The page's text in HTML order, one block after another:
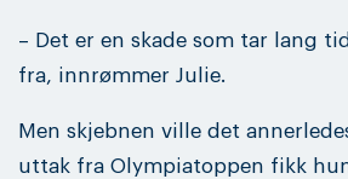
– Det er en skade som tar lang
fra, innrømmer Julie.
Men skjebnen ville det
uttak fra Olympiatoppen fikk